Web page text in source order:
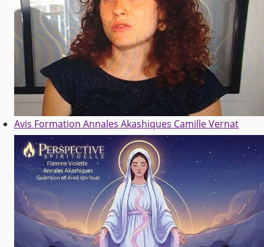
Avis Formation Annales Akashiques Camille Vernat